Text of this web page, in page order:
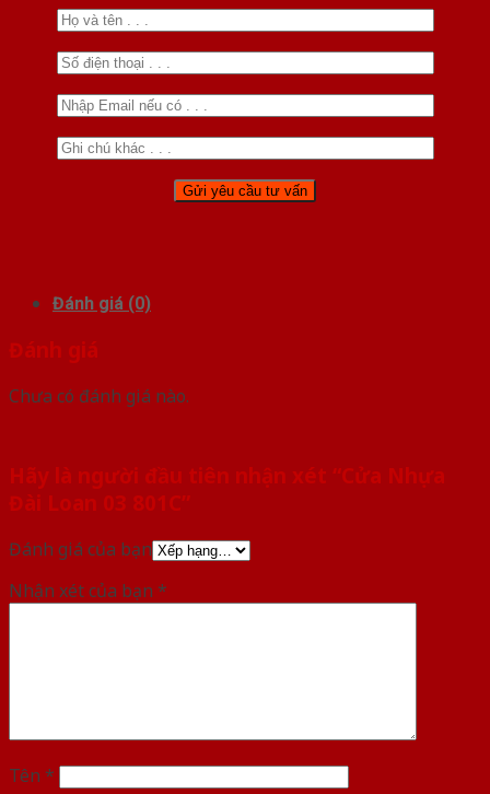
Đánh giá (0)
Đánh giá
Chưa có đánh giá nào.
Hãy là người đầu tiên nhận xét “Cửa Nhựa
Đài Loan 03 801C”
Đánh giá của bạn
Nhận xét của bạn *
Tên *